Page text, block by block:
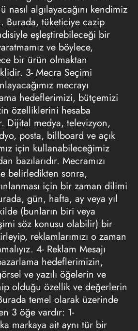
algılayacağını kendimiz
Burada, tüketiciye cazip
eşleştirebileceği bir
ve böylece,
bir ürün olmaktan
3- Mecra Seçimi
mecrayı
hedeflerimizi, bütçemizi
özelliklerini hesaba
Dijital medya, televizyon,
posta, billboard ve açık
için kullanabileceğimiz
bazılarıdır. Mecramızı
belirledikten sonra,
için bir zaman dilimi
gün, hafta, ay veya yıl
(bunların biri veya
söz konusu olabilir) bir
reklamlarımızı o zaman
4- Reklam Mesajı
hedeflerimizin,
ve yazılı öğelerin ve
olduğu özellik ve değerlerin
temel olarak üzerinde
3 öğe vardır: 1-
markaya ait aynı tür bir